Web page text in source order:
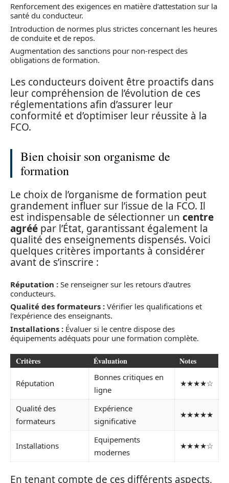
Renforcement des exigences en matière d’attestation sur la
santé du conducteur.
Introduction de normes plus strictes concernant les heures
de conduite et de repos.
Augmentation des sanctions pour non-respect des
obligations de formation.
Les conducteurs doivent être proactifs dans
leur compréhension de l’évolution de ces
réglementations afin d’assurer leur
conformité et d’optimiser leur réussite à la
FCO.
Bien choisir son organisme de
formation
Le choix de l’organisme de formation peut
grandement influer sur l’issue de la FCO. Il
est indispensable de sélectionner un centre
agréé par l’État, garantissant également la
qualité des enseignements dispensés. Voici
quelques critères importants à considérer
avant de s’inscrire :
Réputation : Se renseigner sur les retours d’autres
conducteurs.
Qualité des formateurs : Vérifier les qualifications et
l’expérience des enseignants.
Installations : Évaluer si le centre dispose des
équipements adéquats pour une formation complète.
Critères Évaluation Notes
Réputation
Bonnes critiques en
ligne
★★★★☆
Qualité des
formateurs
Expérience
significative
★★★★★
Installations
Equipements
modernes
★★★★☆
En tenant compte de ces différents aspects,